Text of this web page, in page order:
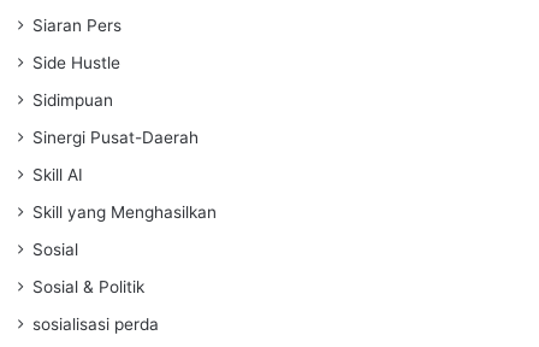
Siaran Pers
Side Hustle
Sidimpuan
Sinergi Pusat-Daerah
Skill AI
Skill yang Menghasilkan
Sosial
Sosial & Politik
sosialisasi perda